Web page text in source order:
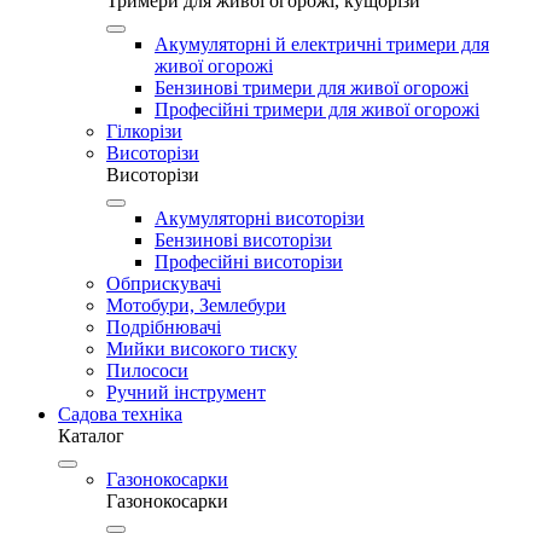
Акумуляторні й електричні тримери для
живої огорожі
Бензинові тримери для живої огорожі
Професійні тримери для живої огорожі
Гілкорізи
Висоторізи
Висоторізи
Акумуляторні висоторізи
Бензинові висоторізи
Професійні висоторізи
Обприскувачі
Мотобури, Землебури
Подрібнювачі
Мийки високого тиску
Пилососи
Ручний інструмент
Садова техніка
Каталог
Газонокосарки
Газонокосарки